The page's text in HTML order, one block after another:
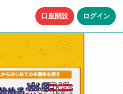
口座開設 ログイン